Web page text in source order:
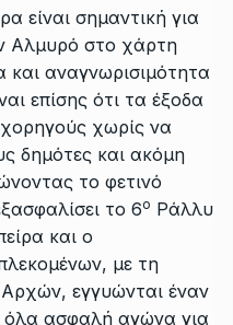
είναι σημαντική για
Αλμυρό στο χάρτη
και αναγνωρισιμότητα
επίσης ότι τα έξοδα
χωρίς να
δημότες και ακόμη
το φετινό
το 6ο Ράλλυ
και ο
με τη
εγγυώνται έναν
ασφαλή αγώνα για